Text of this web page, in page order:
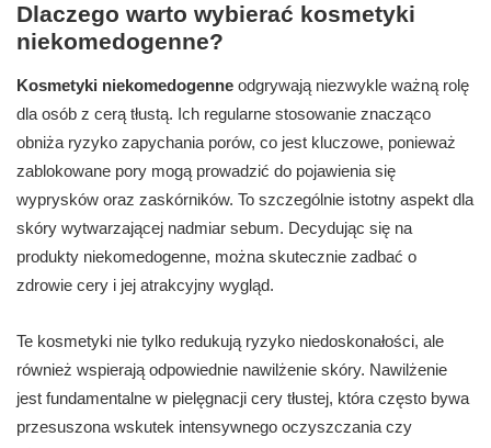
Dlaczego warto wybierać kosmetyki
niekomedogenne?
Kosmetyki niekomedogenne odgrywają niezwykle ważną rolę
dla osób z cerą tłustą. Ich regularne stosowanie znacząco
obniża ryzyko zapychania porów, co jest kluczowe, ponieważ
zablokowane pory mogą prowadzić do pojawienia się
wyprysków oraz zaskórników. To szczególnie istotny aspekt dla
skóry wytwarzającej nadmiar sebum. Decydując się na
produkty niekomedogenne, można skutecznie zadbać o
zdrowie cery i jej atrakcyjny wygląd.
Te kosmetyki nie tylko redukują ryzyko niedoskonałości, ale
również wspierają odpowiednie nawilżenie skóry. Nawilżenie
jest fundamentalne w pielęgnacji cery tłustej, która często bywa
przesuszona wskutek intensywnego oczyszczania czy